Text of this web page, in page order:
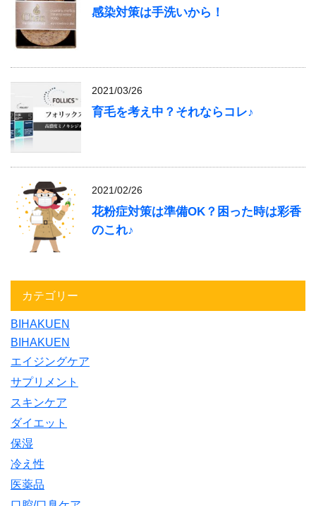
感染対策は手洗いから！
2021/03/26
育毛を考え中？それならコレ♪
2021/02/26
花粉症対策は準備OK？困った時は彩香
のこれ♪
カテゴリー
BIHAKUEN
BIHAKUEN
エイジングケア
サプリメント
スキンケア
ダイエット
保湿
冷え性
医薬品